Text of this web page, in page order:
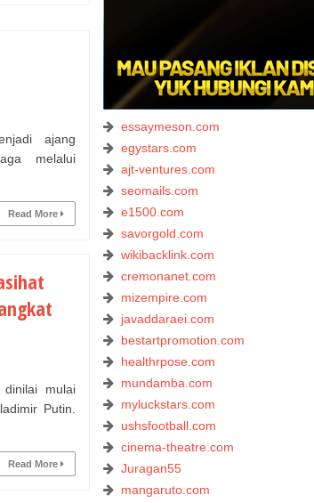
ajang
melalui
Read More
mulai
Putin.
Read More
essaymeson.com
egystars.com
ajt-ventures.com
seomails.com
e1500.com
savorgold.com
wikibacklink.com
cremonanet.com
mizempire.com
javaddaraei.com
bestartpromotion.com
healthrpose.com
mundamba.com
myluckstars.com
ushsfootball.com
cinema-theatre.com
Juragan55
mangaruto.com